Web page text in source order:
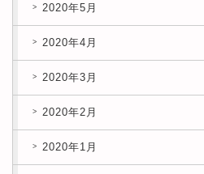
2020年5月
2020年4月
2020年3月
2020年2月
2020年1月